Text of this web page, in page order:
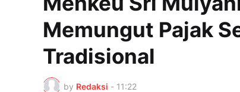
Memungut Pajak
Tradisional
by Redaksi - 11:22